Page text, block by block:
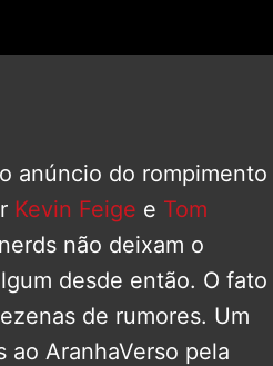
anúncio do rompimento
Kevin Feige e Tom
não deixam o
desde então. O fato
de rumores. Um
AranhaVerso pela